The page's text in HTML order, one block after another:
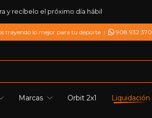
y recíbelo el próximo día hábil
trayendo lo mejor para tu deporte | 908 932 370
Marcas Orbit 2x1 Liquidación